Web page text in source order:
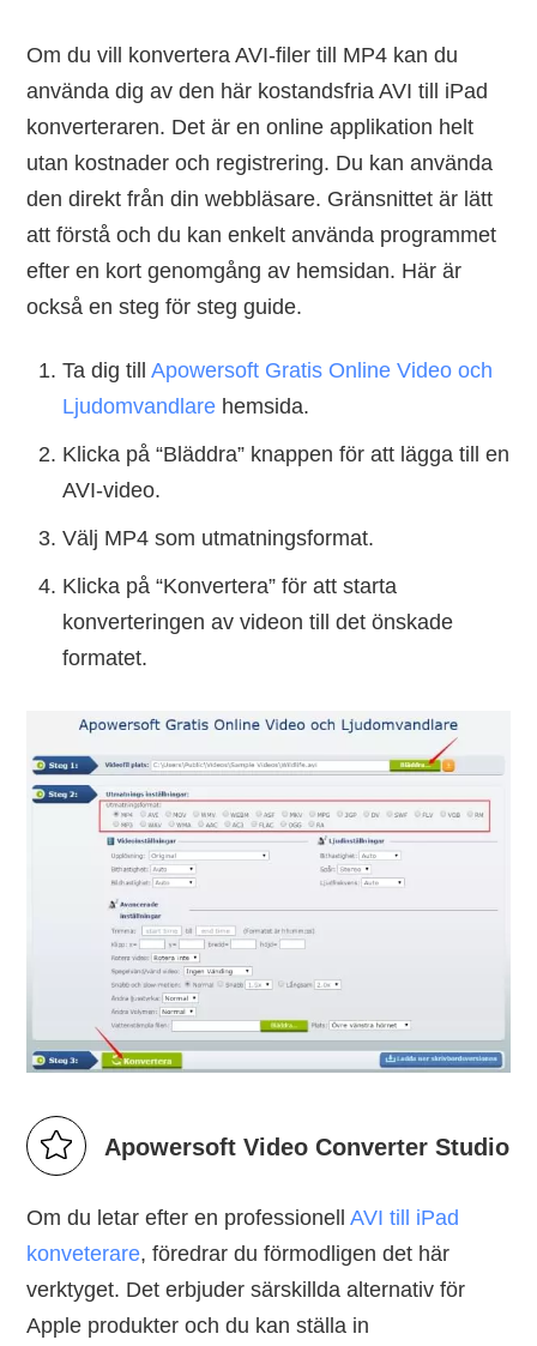
Om du vill konvertera AVI-filer till MP4 kan du
använda dig av den här kostandsfria AVI till iPad
konverteraren. Det är en online applikation helt
utan kostnader och registrering. Du kan använda
den direkt från din webbläsare. Gränsnittet är lätt
att förstå och du kan enkelt använda programmet
efter en kort genomgång av hemsidan. Här är
också en steg för steg guide.
Ta dig tillApowersoft Gratis Online Video och
Ljudomvandlare hemsida.
Klicka på “Bläddra” knappen för att lägga till en
AVI-video.
Välj MP4 som utmatningsformat.
Klicka på “Konvertera” för att starta
konverteringen av videon till det önskade
formatet.
Apowersoft Video Converter Studio
Om du letar efter en professionellAVI till iPad
konveterare, föredrar du förmodligen det här
verktyget. Det erbjuder särskillda alternativ för
Apple produkter och du kan ställa in